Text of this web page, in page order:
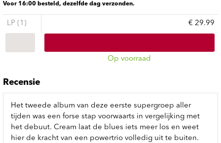
Voor 16:00 besteld, dezelfde dag verzonden.
LP (1) € 29.99
Op voorraad
Recensie
Het tweede album van deze eerste supergroep aller
tijden was een forse stap voorwaarts in vergelijking met
het debuut. Cream laat de blues iets meer los en weet
hier de kracht van een powertrio volledig uit te buiten.